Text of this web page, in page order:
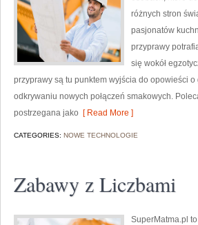
różnych stron
pasjonatów
przyprawy
się wokół
przyprawy są tu punktem wyjścia do opowieści
odkrywaniu nowych połączeń smakowych.
postrzegana jako [ Read More ]
CATEGORIES: NOWE TECHNOLOGIE
Zabawy z Liczbami
SuperMatma.pl